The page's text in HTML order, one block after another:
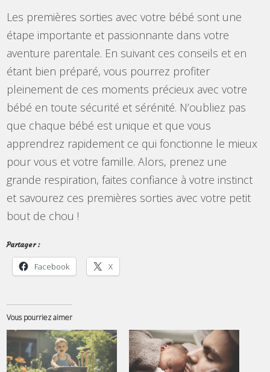
Les premières sorties avec votre bébé sont une
étape importante et passionnante dans votre
aventure parentale. En suivant ces conseils et en
étant bien préparé, vous pourrez profiter
pleinement de ces moments précieux avec votre
bébé en toute sécurité et sérénité. N’oubliez pas
que chaque bébé est unique et que vous
apprendrez rapidement ce qui fonctionne le mieux
pour vous et votre famille. Alors, prenez une
grande respiration, faites confiance à votre instinct
et savourez ces premières sorties avec votre petit
bout de chou !
Partager :
Facebook X
Vous pourriez aimer